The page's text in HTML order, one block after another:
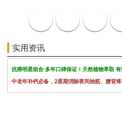
实用资讯
抗癌明星组合 多年口碑保证！天然植物萃取
中老年补钙必备，2星期消除夜间抽筋、腰背